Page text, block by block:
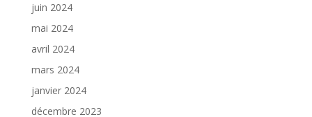
juin 2024
mai 2024
avril 2024
mars 2024
janvier 2024
décembre 2023